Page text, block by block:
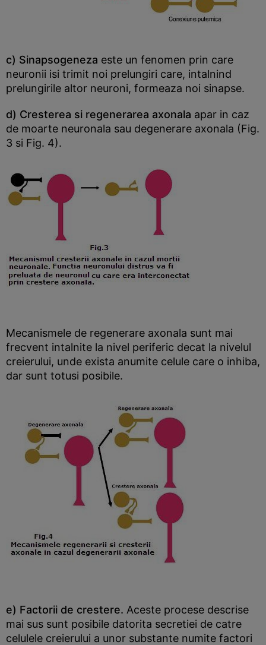
c) Sinapsogeneza este un fenomen prin care
neuronii isi trimit noi prelungiri care, intalnind
prelungirile altor neuroni, formeaza noi sinapse.
d) Cresterea si regenerarea axonala apar in caz
de moarte neuronala sau degenerare axonala (Fig.
3 si Fig. 4).
Mecanismele de regenerare axonala sunt mai
frecvent intalnite la nivel periferic decat la nivelul
creierului, unde exista anumite celule care o inhiba,
dar sunt totusi posibile.
e) Factorii de crestere. Aceste procese descrise
mai sus sunt posibile datorita secretiei de catre
celulele creierului a unor substante numite factori